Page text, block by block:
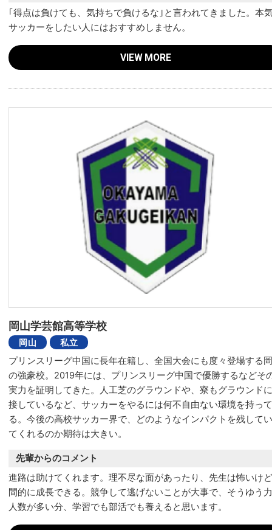
｢得点は負けても、気持ちで負けるな｣と言われてきました。本
サッカーをしたい人にはおすすめしません。
VIEW MORE
岡山学芸館高等学校
岡山 私立
プリンスリーグ中国に長年在籍し、全国大会にも度々登場する
の強豪校。2019年には、プリンスリーグ中国で優勝するなどそ
実力を証明してきた。人工芝のグラウンドや、寮もグラウンド
接しているなど、サッカーをやるには何不自由ない環境を持っ
る。今後の高校サッカー界で、どのようなインパクトを残して
てくれるのか期待は大きい。
先輩からのコメント
進路は助けてくれます。理不尽な面があったり、先生は怖いけ
間的に成長できる。競争して逃げないことが大事で、そうゆう
人数が多い分、学習でも部活でも養えると思います。